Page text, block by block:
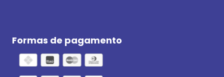
Formas de pagamento